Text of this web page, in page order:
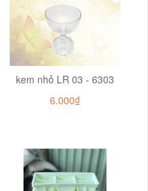
kem nhỏ LR 03 - 6303
6.000₫